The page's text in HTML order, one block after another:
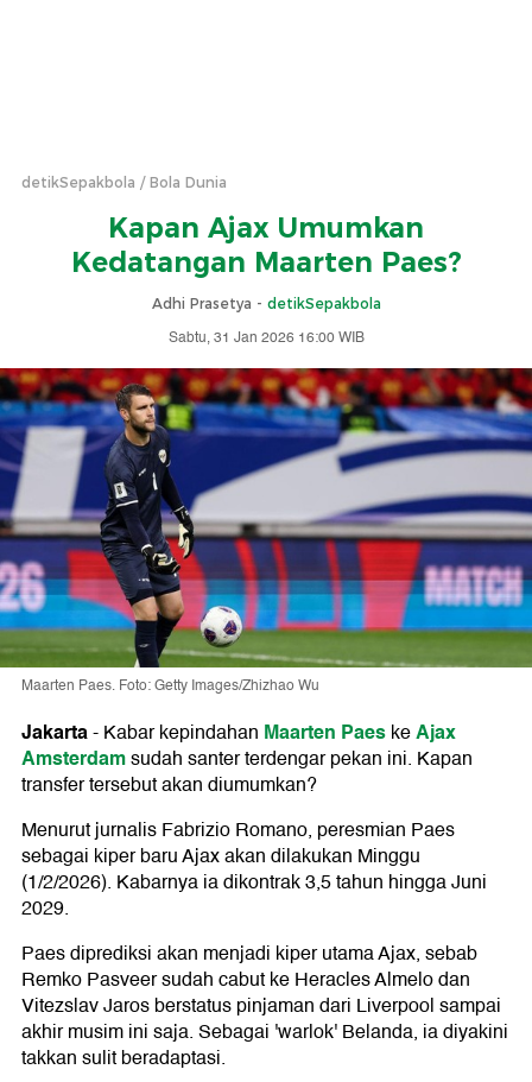
detikSepakbola Bola Dunia
Kapan Ajax Umumkan
Kedatangan Maarten Paes?
Adhi Prasetya - detikSepakbola
Sabtu, 31 Jan 2026 16:00 WIB
Maarten Paes. Foto: Getty Images/Zhizhao Wu
Jakarta-Kabar kepindahan Maarten PaeskeAjax
Amsterdamsudah santer terdengar pekan ini. Kapan
transfer tersebut akan diumumkan?
Menurut jurnalis Fabrizio Romano, peresmian Paes
sebagai kiper baru Ajax akan dilakukan Minggu
(1/2/2026). Kabarnya ia dikontrak 3,5 tahun hingga Juni
2029.
Paes diprediksi akan menjadi kiper utama Ajax, sebab
Remko Pasveer sudah cabut ke Heracles Almelo dan
Vitezslav Jaros berstatus pinjaman dari Liverpool sampai
akhir musim ini saja. Sebagai 'warlok' Belanda, ia diyakini
takkan sulit beradaptasi.